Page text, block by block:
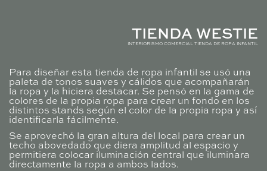
TIENDA WESTIE
INTERIORISMO COMERCIAL TIENDA DE ROPA INFANTIL
Para diseñar esta tienda de ropa infantil se usó una
paleta de tonos suaves y cálidos que acompañarán
la ropa y la hiciera destacar. Se pensó en la gama de
colores de la propia ropa para crear un fondo en los
distintos stands según el color de la propia ropa y así
identificarla fácilmente.
Se aprovechó la gran altura del local para crear un
techo abovedado que diera amplitud al espacio y
permitiera colocar iluminación central que iluminara
directamente la ropa a ambos lados.